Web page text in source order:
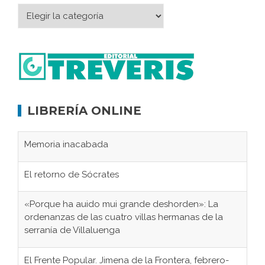
LIBRERÍA ONLINE
Memoria inacabada
El retorno de Sócrates
«Porque ha auido mui grande deshorden»: La
ordenanzas de las cuatro villas hermanas de la
serranía de Villaluenga
El Frente Popular. Jimena de la Frontera, febrero-